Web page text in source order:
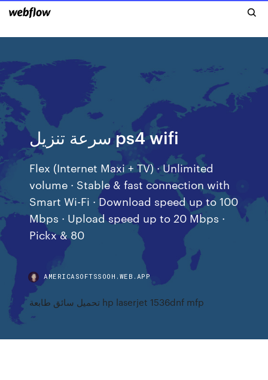
سرعة تنزيل ps4 wifi
Flex (Internet Maxi + TV) · Unlimited
volume · Stable & fast connection with
Smart Wi-Fi · Download speed up to 100
Mbps · Upload speed up to 20 Mbps ·
Pickx & 80
AMERICASOFTSSOOH.WEB.APP
تحميل سائق طابعة hp laserjet 1536dnf mfp